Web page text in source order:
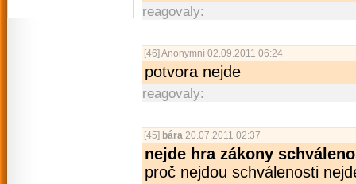
reagovaly:
[46] Anonymní 02.09.2011 06:24
potvora nejde
reagovaly:
[45] bára 20.07.2011 02:37
nejde hra zákony
proč nejdou schválenosti